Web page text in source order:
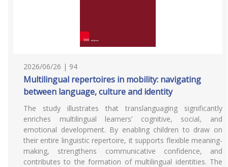
2026/06/26 | 94
Multilingual repertoires in mobility: navigating
between language, culture and identity
The study illustrates that translanguaging significantly
enriches multilingual learners’ cognitive, social, and
emotional development. By enabling children to draw on
their entire linguistic repertoire, it supports flexible meaning-
making, strengthens communicative confidence, and
contributes to the formation of multilingual identities. The